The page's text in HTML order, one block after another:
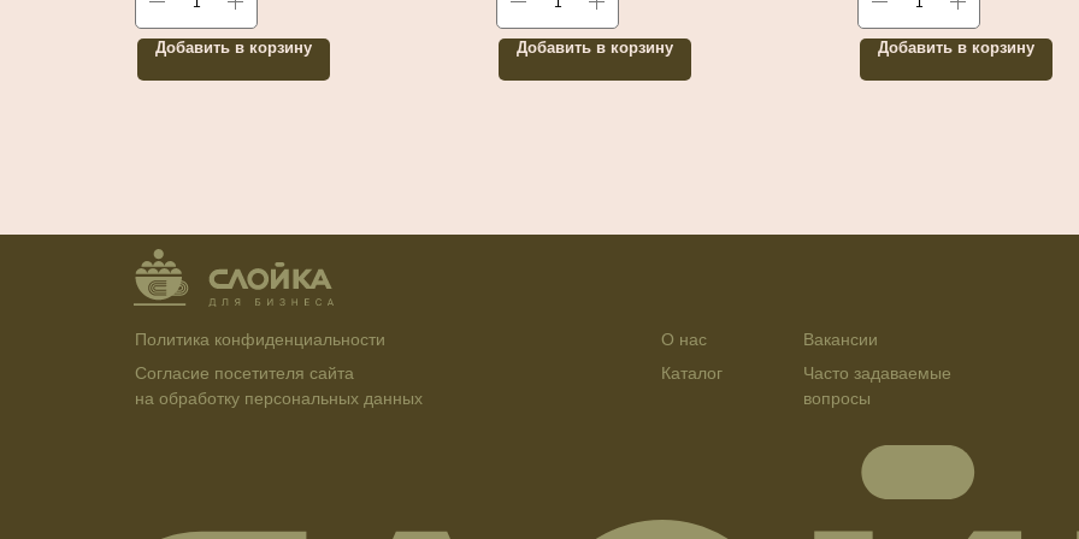
Добавить в корзину Добавить в корзину Добавить в корзину
О нас
Каталог
Вакансии
Часто задаваемые
вопросы
Политика конфиденциальности
Согласие посетителя сайта
на обработку персональных данных